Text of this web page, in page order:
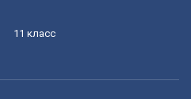
11 класс